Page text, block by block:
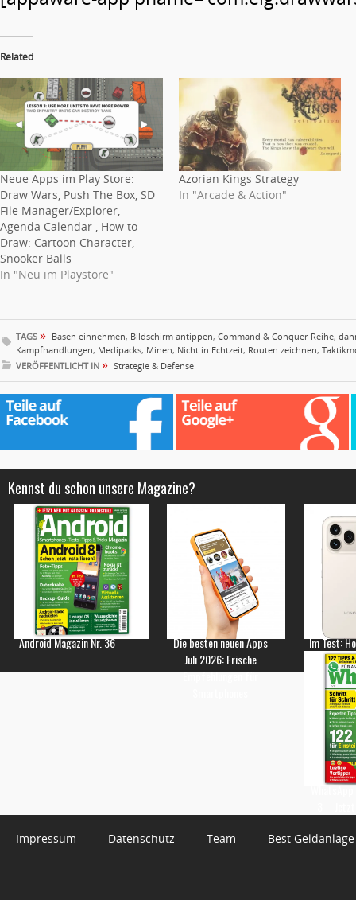
Related
Neue Apps im Play Store:
Draw Wars, Push The Box, SD
File Manager/Explorer,
Agenda Calendar , How to
Draw: Cartoon Character,
Snooker Balls
In "Neu im Playstore"
Azorian Kings Strategy
In "Arcade & Action"
TAGS » Basen einnehmen, Bildschirm antippen, Command & Conquer-Reihe,
Kampfhandlungen, Medipacks, Minen, Nicht in Echtzeit, Routen zeichnen,
VERÖFFENTLICHT IN » Strategie & Defense
Kennst du schon unsere Magazine?
Android Magazin Nr. 36
Die besten neuen Apps
Juli 2026: Frische
Empfehlungen für
Im Test:
Impressum Datenschutz Team Best Geldanlage